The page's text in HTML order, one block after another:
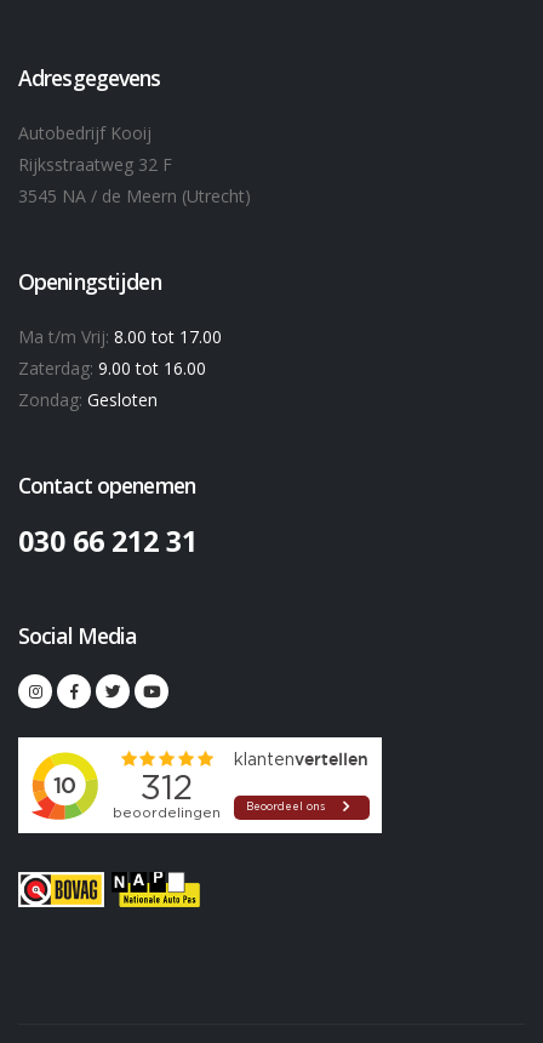
Adresgegevens
Autobedrijf Kooij
Rijksstraatweg 32 F
3545 NA / de Meern (Utrecht)
Openingstijden
Ma t/m Vrij: 8.00 tot 17.00
Zaterdag: 9.00 tot 16.00
Zondag: Gesloten
Contact openemen
030 66 212 31
Social Media